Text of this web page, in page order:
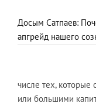
Досым Сатпаев:
апгрейд нашего
числе тех,
или большими